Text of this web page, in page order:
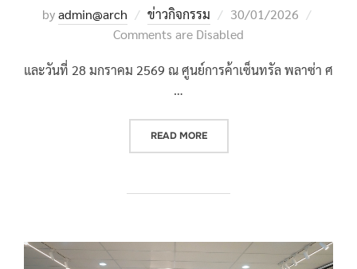
byadmin@arch ข่าวกิจกรรม
Posted
on
30/01/2026
Comments are Disabled
และวันที่ 28 มกราคม 2569 ณ ศูนย์การค้าเซ็นทรัล พลาซ่า ศ
…
READ MORE“โครงการแข่งขันทักษะทางด้านสถ